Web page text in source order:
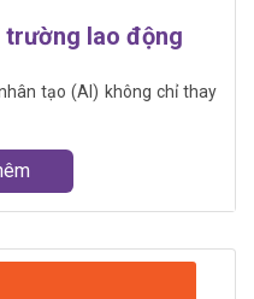
trường lao động
tạo (AI) không chỉ thay